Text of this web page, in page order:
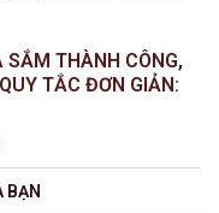
THÀNH CÔNG,
TẮC ĐƠN GIẢN:
BẠN